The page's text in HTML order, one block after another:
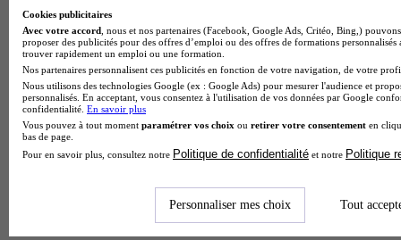
BTS Sam en alternance
Cap Fleuriste en alternance
BTS Sio en alternance
MSc Marketing Digital en alternance
BTS Gpme en alternance
Cap Electricien en alternance
BTS Gpn en alternance
BTS Domotique en alternance
BAC Pro Agora en alternance
BTS Tpl en alternance
Cookies publicitaires
Avec votre accord , nous et nos partenaires (Facebook, Google Ads, Critéo, Bing,)
proposer des publicités pour des offres d’emploi ou des offres de formations
trouver rapidement un emploi ou une formation.
Nos partenaires personnalisent ces publicités en fonction de votre navigation, de votre
Nous utilisons des technologies Google (ex : Google Ads) pour mesurer l'audience et
personnalisés. En acceptant, vous consentez à l'utilisation de vos données par Google
confidentialité. En savoir plus
Vous pouvez à tout moment paramétrer vos choix ou retirer votre consentement en
bas de page.
Pour en savoir plus, consultez notre Politique de confidentialité et notre Politique
Personnaliser mes choix Tout